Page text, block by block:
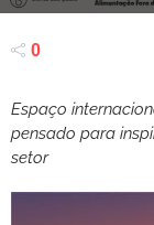
0
Espaço
pensado para
setor